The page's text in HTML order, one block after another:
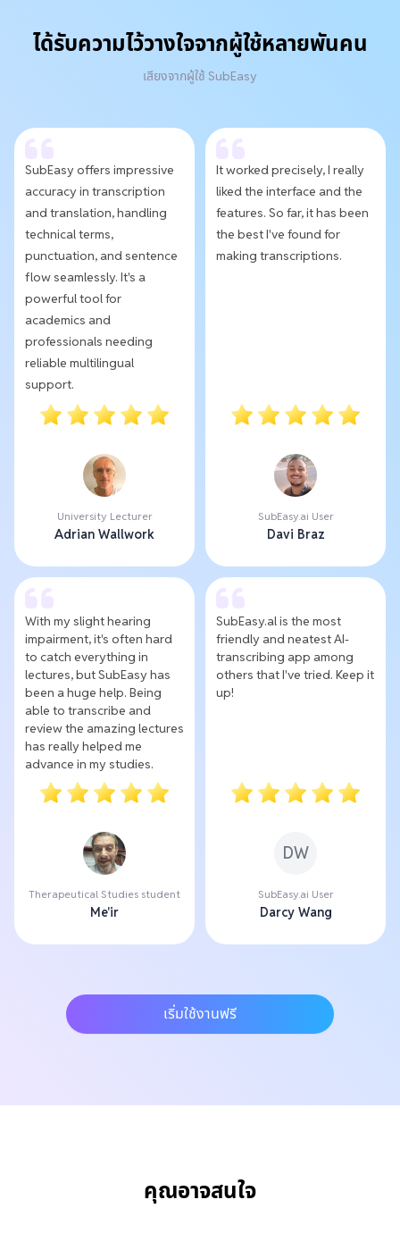
ได้รับความไว้วางใจจากผู้ใช้หลายพันคน
เสียงจากผู้ใช้ SubEasy
SubEasy offers impressive
accuracy in transcription
and translation, handling
technical terms,
punctuation, and sentence
flow seamlessly. It's a
powerful tool for
academics and
professionals needing
reliable multilingual
support.
University Lecturer
Adrian Wallwork
It worked precisely, I really
liked the interface and the
features. So far, it has been
the best I've found for
making transcriptions.
SubEasy.ai User
Davi Braz
With my slight hearing
impairment, it's often hard
to catch everything in
lectures, but SubEasy has
been a huge help. Being
able to transcribe and
review the amazing lectures
has really helped me
advance in my studies.
Therapeutical Studies student
Me'ir
SubEasy.al is the most
friendly and neatest AI-
transcribing app among
others that I've tried. Keep it
up!
DW
SubEasy.ai User
Darcy Wang
เริ่มใช้งานฟรี
คุณอาจสนใจ